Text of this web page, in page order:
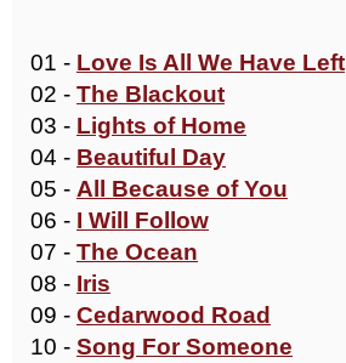
01 - Love Is All We Have Left
02 - The Blackout
03 - Lights of Home
04 - Beautiful Day
05 - All Because of You
06 - I Will Follow
07 - The Ocean
08 - Iris
09 - Cedarwood Road
10 - Song For Someone